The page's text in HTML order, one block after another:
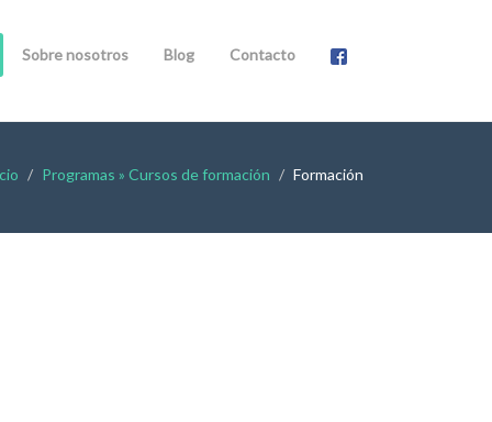
Sobre nosotros Blog Contacto
Programas » Cursos de formación Formación